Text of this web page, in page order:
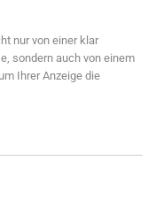
nur von einer klar
sondern auch von einem
Ihrer Anzeige die